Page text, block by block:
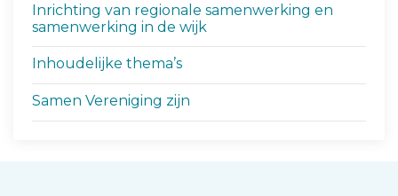
Inrichting van regionale samenwerking en
samenwerking in de wijk
Inhoudelijke thema’s
Samen Vereniging zijn